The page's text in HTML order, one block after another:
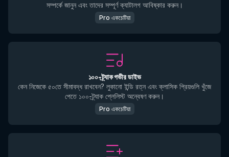
সম্পর্কে জানুন এবং তাদের সম্পূর্ণ ক্যাটালগ আবিষ্কার করুন।
Pro একচেটিয়া
১০০-ট্র্যাক গভীর ডাইভ
কেন নিজেকে ৫০তে সীমাবদ্ধ রাখবেন? লুকানো ইন্ডি রত্ন এবং ক্লাসিক প্রিয়গুলি খুঁজে
পেতে ১০০-ট্র্যাক প্লেলিস্ট অন্বেষণ করুন।
Pro একচেটিয়া